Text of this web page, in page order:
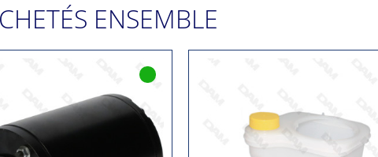
ENSEMBLE